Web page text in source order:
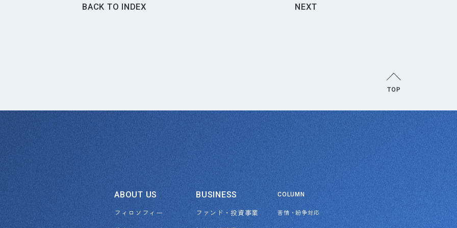
BACK TO INDEX NEXT
ABOUT US
フィロソフィー
BUSINESS
ファンド・投資事業
COLUMN
苦情・紛争対応